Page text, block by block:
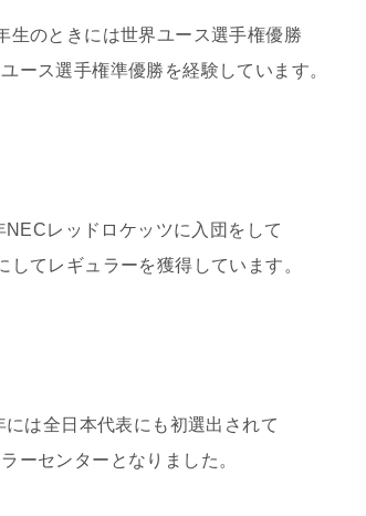
生のときには世界ユース選手権優勝
ース選手権準優勝を経験しています。
NECレッドロケッツに入団をして
してレギュラーを獲得しています。
には全日本代表にも初選出されて
ーセンターとなりました。